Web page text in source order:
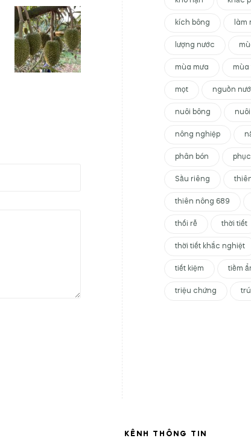
kích bông làm
lượng nước
mùa mưa mùa
mọt nguồn
nuôi bông
nông nghiệp
phân bón
Sầu riêng
thiên nông 689
thối rễ thời tiết
thời tiết khắc nghiệt
tiết kiệm tiềm
triệu chứng
KÊNH THÔNG TIN